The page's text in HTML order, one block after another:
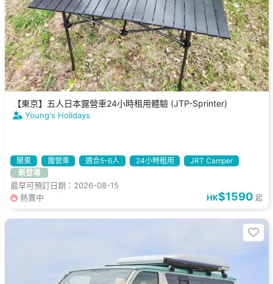
【東京】五人日本露營車24小時租用體驗 (JTP-Sprinter)
Young's Holidays
關東 露營車 適合5-6人 24小時租用
JRT Camper
新登場
最早可預訂日期：2026-08-15
熱賣中
HK$1590 起